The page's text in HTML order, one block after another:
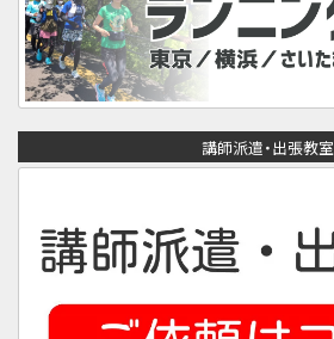
講師派遣・出張教室